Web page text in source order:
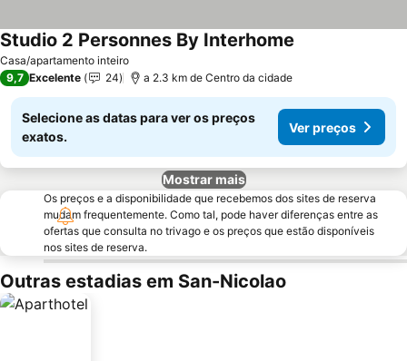
Casa/apartamento inteiro
Studio 2 Personnes By Interhome
9,7 Excelente 24 a 2.3 km de Centro da cidade
Selecione as datas para ver os preços
exatos.
Ver preços
Mostrar mais
Os preços e a disponibilidade que recebemos dos sites de reserva
mudam frequentemente. Como tal, pode haver diferenças entre as
ofertas que consulta no trivago e os preços que estão disponíveis
nos sites de reserva.
Outras estadias em San-Nicolao